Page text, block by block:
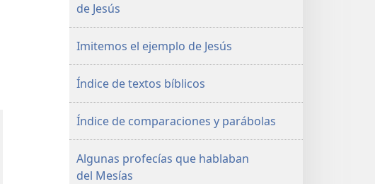
de Jesús
Imitemos el ejemplo de Jesús
Índice de textos bíblicos
Índice de comparaciones y parábolas
Algunas profecías que hablaban
del Mesías